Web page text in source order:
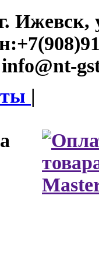
Ижевск,
info@nt-
|